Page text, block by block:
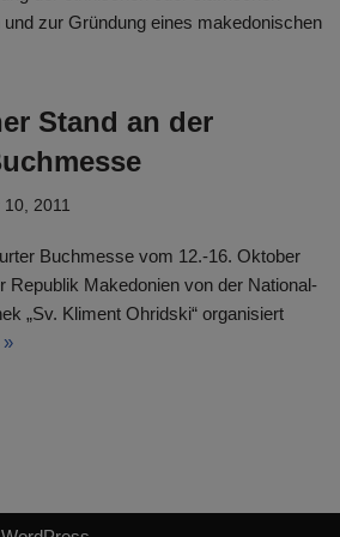
zur Gründung eines makedonischen
Stand an der
2011
Buchmesse vom 12.-16. Oktober
Republik Makedonien von der National-
„Sv. Kliment Ohridski“ organisiert
»